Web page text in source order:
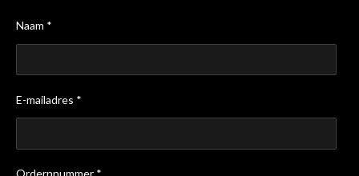
Naam *
E-mailadres *
Ordernnummer *